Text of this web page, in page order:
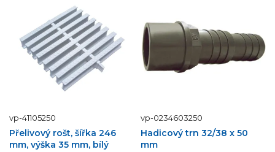
vp-41105250
Přelivový rošt, šířka 246
mm, výška 35 mm, bílý
vp-0234603250
Hadicový trn 32/38 x 50
mm